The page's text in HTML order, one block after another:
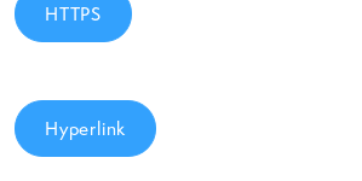
HTTPS
Hyperlink